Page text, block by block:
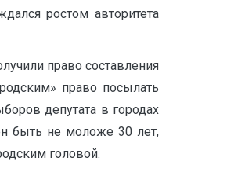
ростом авторитета
право составления
право посылать
депутата в городах
быть не моложе 30 лет,
головой.